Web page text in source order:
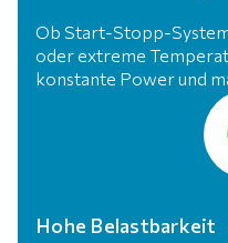
Ob Start-Stopp-
oder extreme
konstante Power und
Hohe Belastbarkeit